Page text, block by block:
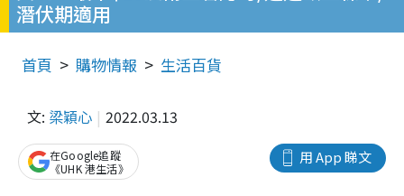
潛伏期適用
首頁 購物情報 生活百貨
文: 梁穎心 2022.03.13
用 App 睇文
在Google追蹤
《UHK 港生活》